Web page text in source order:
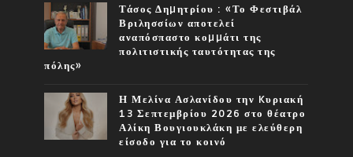
Τάσος Δηµητρίου : «Το Φεστιβάλ
Βριλησσίων αποτελεί
αναπόσπαστο κοµµάτι της
πολιτιστικής ταυτότητας της
πόλης»
Η Μελίνα Ασλανίδου την Kυριακή
13 Σεπτεμβρίου 2026 στο θέατρο
Αλίκη Βουγιουκλάκη με ελεύθερη
είσοδο για το κοινό